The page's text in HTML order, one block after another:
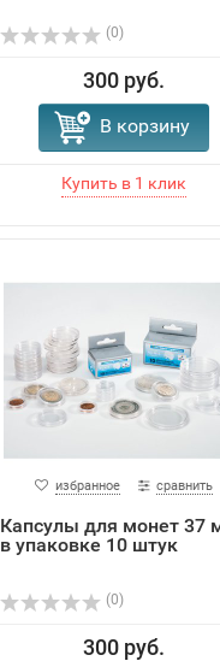
(0)
300 руб.
В корзину
избранное сравнить
Капсулы для монет 37
в упаковке 10 штук
(0)
300 руб.